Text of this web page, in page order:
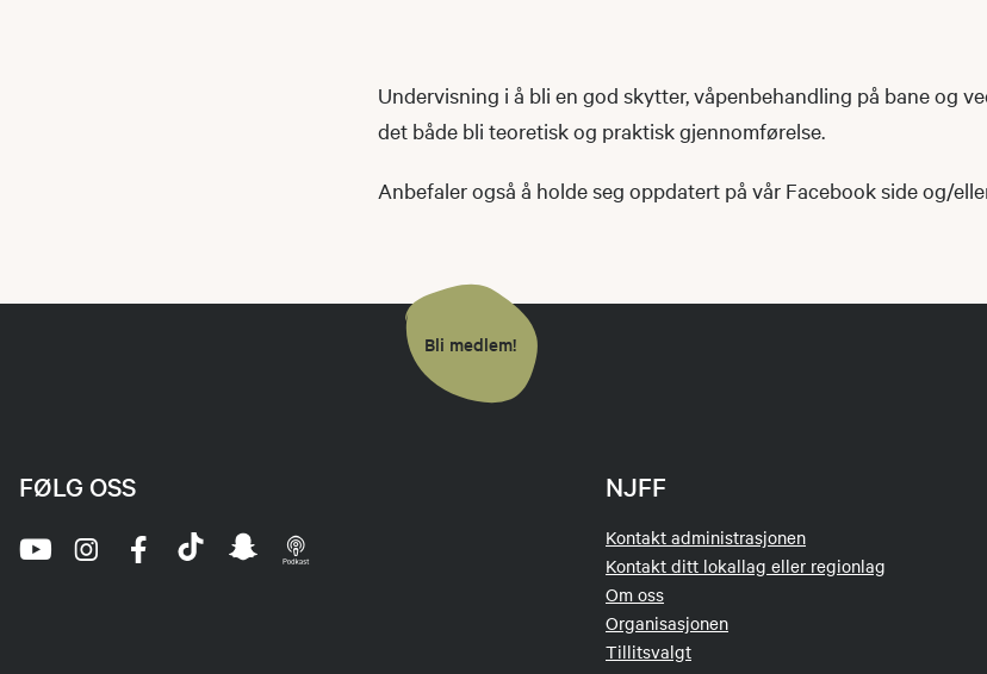
Undervisning i å bli en god skytter, våpenbehandling på bane og
det både bli teoretisk og praktisk gjennomførelse.
Anbefaler også å holde seg oppdatert på vår Facebook side og/
Bli medlem!
NJFF
Kontakt administrasjonen
Kontakt ditt lokallag eller regionlag
Om oss
Organisasjonen
Tillitsvalgt
FØLG OSS